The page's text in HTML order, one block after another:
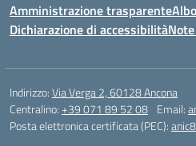
Amministrazione trasparente
Dichiarazione di accessibilità
Indirizzo:Via Verga 2, 60128 Ancona
Centralino:+39 071 89 52 08 Email:
Posta elettronica certificata (PEC):